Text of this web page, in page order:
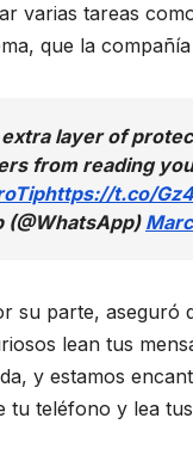
varias tareas
que la
layer of
from reading
https://t.co/
su parte, aseguró
lean tus
y estamos
tu teléfono y lea